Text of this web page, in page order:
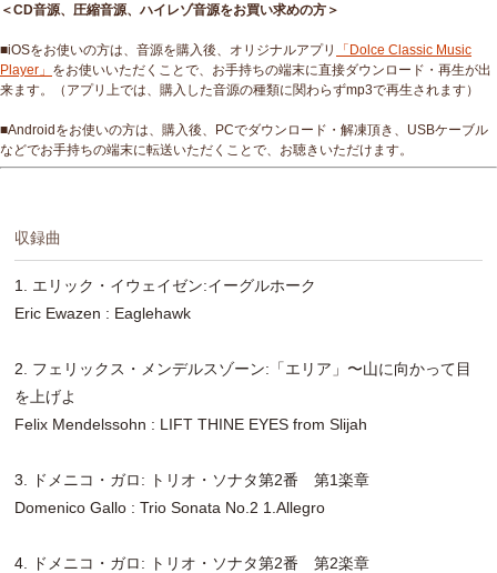
＜CD音源、圧縮音源、ハイレゾ音源をお買い求めの方＞
■iOSをお使いの方は、音源を購入後、オリジナルアプリ
「Dolce Classic Music
Player」 をお使いいただくことで、お手持ちの端末に直接ダウンロード・再生が出
来ます。（アプリ上では、購入した音源の種類に関わらずmp3で再生されます）
■Androidをお使いの方は、購入後、PCでダウンロード・解凍頂き、USBケーブル
などでお手持ちの端末に転送いただくことで、お聴きいただけます。
収録曲
1. エリック・イウェイゼン:イーグルホーク
Eric Ewazen : Eaglehawk
2. フェリックス・メンデルスゾーン:「エリア」〜山に向かって目
を上げよ
Felix Mendelssohn : LIFT THINE EYES from Slijah
3. ドメニコ・ガロ: トリオ・ソナタ第2番 第1楽章
Domenico Gallo : Trio Sonata No.2 1.Allegro
4. ドメニコ・ガロ: トリオ・ソナタ第2番 第2楽章